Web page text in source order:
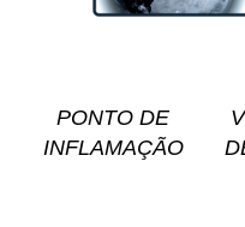
PONTO DE
INFLAMAÇÃO